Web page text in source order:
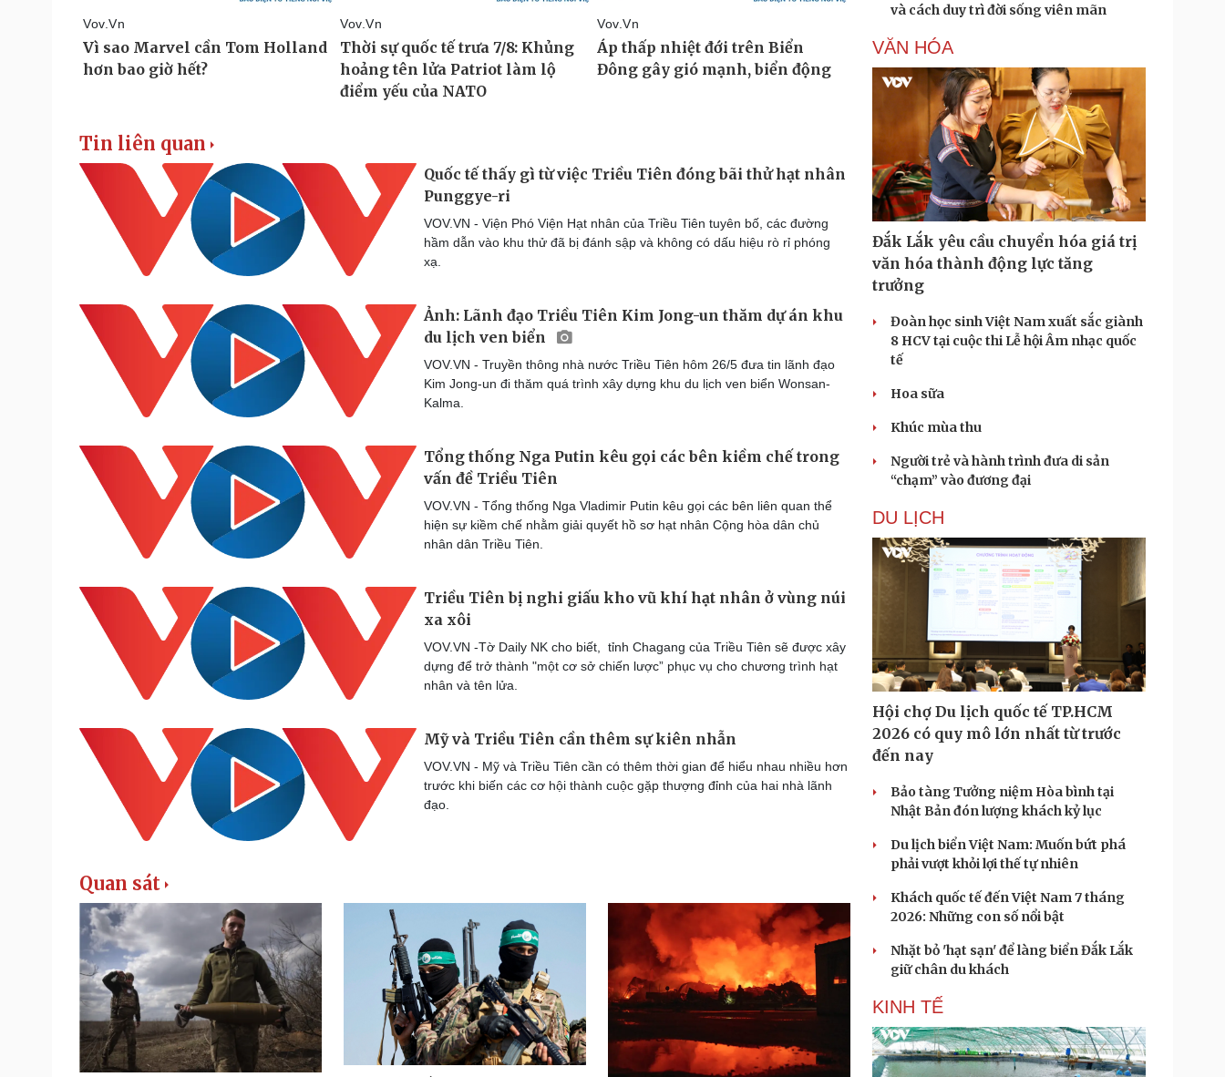
Tin liên quan
Quốc tế thấy gì từ việc Triều Tiên đóng bãi thử hạt nhân
Punggye-ri
VOV.VN - Viện Phó Viện Hạt nhân của Triều Tiên tuyên bố, các đường
hầm dẫn vào khu thử đã bị đánh sập và không có dấu hiệu rò rỉ phóng
xạ.
Ảnh: Lãnh đạo Triều Tiên Kim Jong-un thăm dự án khu
du lịch ven biển
VOV.VN - Truyền thông nhà nước Triều Tiên hôm 26/5 đưa tin lãnh đạo
Kim Jong-un đi thăm quá trình xây dựng khu du lịch ven biển Wonsan-
Kalma.
Tổng thống Nga Putin kêu gọi các bên kiềm chế trong
vấn đề Triều Tiên
VOV.VN - Tổng thống Nga Vladimir Putin kêu gọi các bên liên quan thể
hiện sự kiềm chế nhằm giải quyết hồ sơ hạt nhân Cộng hòa dân chủ
nhân dân Triều Tiên.
Triều Tiên bị nghi giấu kho vũ khí hạt nhân ở vùng núi
xa xôi
VOV.VN -Tờ Daily NK cho biết, tỉnh Chagang của Triều Tiên sẽ được xây
dựng để trở thành "một cơ sở chiến lược” phục vụ cho chương trình hạt
nhân và tên lửa.
Mỹ và Triều Tiên cần thêm sự kiên nhẫn
VOV.VN - Mỹ và Triều Tiên cần có thêm thời gian để hiểu nhau nhiều hơn
trước khi biến các cơ hội thành cuộc gặp thượng đỉnh của hai nhà lãnh
đạo.
Quan sát
và cách duy trì đời sống viên mãn
VĂN HÓA
Đắk Lắk yêu cầu chuyển hóa giá trị
văn hóa thành động lực tăng
trưởng
Đoàn học sinh Việt Nam xuất sắc giành
8 HCV tại cuộc thi Lễ hội Âm nhạc quốc
tế
Hoa sữa
Khúc mùa thu
Người trẻ và hành trình đưa di sản
“chạm” vào đương đại
DU LỊCH
Hội chợ Du lịch quốc tế TP.HCM
2026 có quy mô lớn nhất từ trước
đến nay
Bảo tàng Tưởng niệm Hòa bình tại
Nhật Bản đón lượng khách kỷ lục
Du lịch biển Việt Nam: Muốn bứt phá
phải vượt khỏi lợi thế tự nhiên
Khách quốc tế đến Việt Nam 7 tháng
2026: Những con số nổi bật
Nhặt bỏ 'hạt sạn' để làng biển Đắk Lắk
giữ chân du khách
KINH TẾ